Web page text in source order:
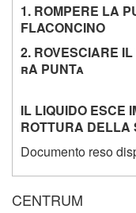
1. ROMPERE LA
FLACONCINO
2. ROVESCIARE
rA PUNTa
IL LIQUIDO ESCE
ROTTURA DELLA
Documento reso
CENTRUM